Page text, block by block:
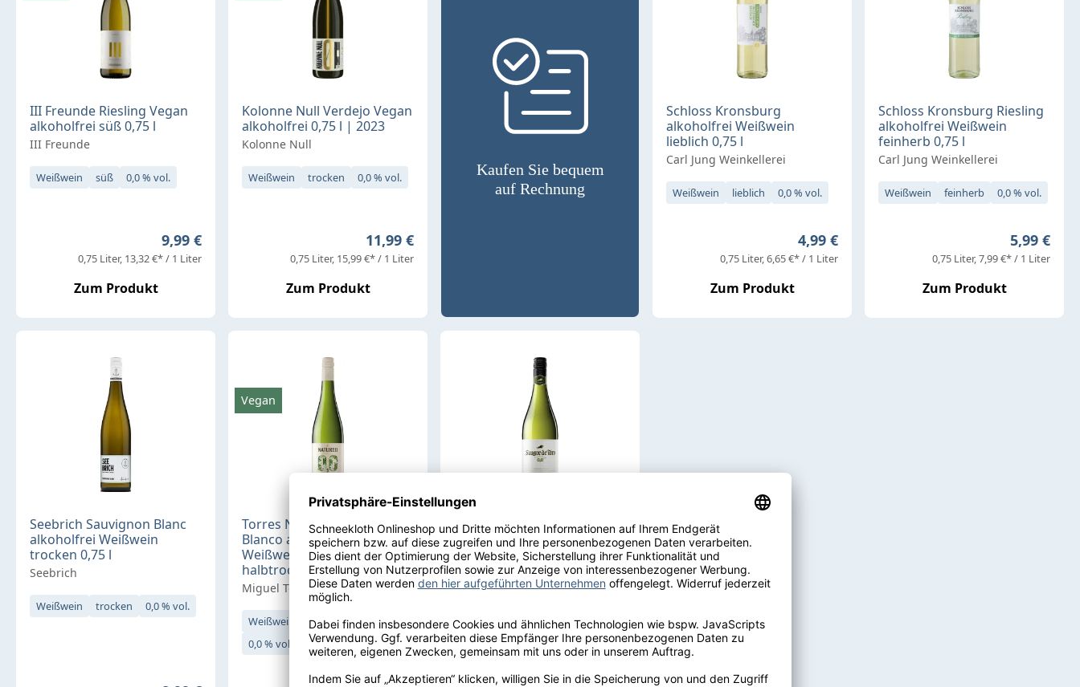
III Freunde Riesling Vegan
alkoholfrei süß 0,75 l
III Freunde
Weißwein süß 0,0 % vol.
Regulärer Preis:
9,99 €
0,75 Liter 13,32 €* / 1 Liter
Zum Produkt
Kolonne Null Verdejo Vegan
alkoholfrei 0,75 l | 2023
Kolonne Null
Weißwein trocken 0,0 % vol.
Regulärer Preis:
11,99 €
0,75 Liter 15,99 €* / 1 Liter
Zum Produkt
Kaufen Sie bequem
auf Rechnung
Schloss Kronsburg
alkoholfrei Weißwein
lieblich 0,75 l
Carl Jung Weinkellerei
Weißwein lieblich 0,0 % vol.
Regulärer Preis:
4,99 €
0,75 Liter 6,65 €* / 1 Liter
Zum Produkt
Schloss Kronsburg Riesling
alkoholfrei Weißwein
feinherb 0,75 l
Carl Jung Weinkellerei
Weißwein feinherb 0,0 % vol.
Regulärer
5,99 €
0,75 Liter 7,99 €* / 1 Liter
Zum Produkt
Seebrich Sauvignon Blanc
alkoholfrei Weißwein
trocken 0,75 l
Seebrich
Weißwein trocken 0,0 % vol.
Torres Natureo Muskat
Blanco alkoholfrei
Weißwein Vegan
halbtrocken 0,75 l | 2024
Miguel Torres
Weißwein
halbtrocken
0,0 % vol.
Vegan
Torres Sangre de Toro
blanco 0,0 alkoholfrei
Weißwein trocken 0,75 l |
2024
Miguel Torres
Weißwein trocken 0,0 % vol.